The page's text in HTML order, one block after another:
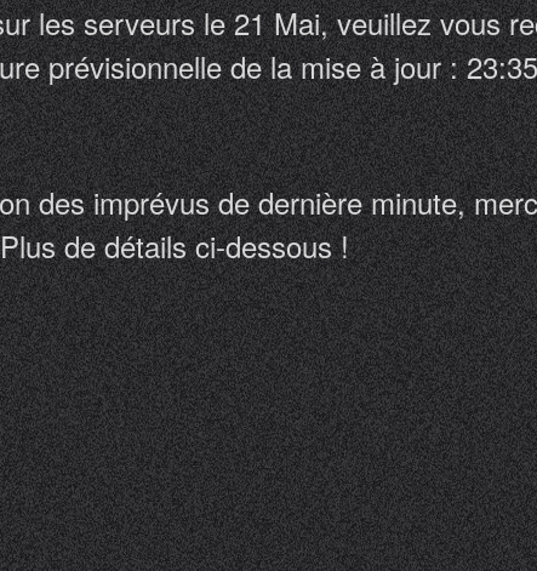
les serveurs le 21 Mai, veuillez vous
prévisionnelle de la mise à jour :
des imprévus de dernière minute,
de détails ci-dessous !